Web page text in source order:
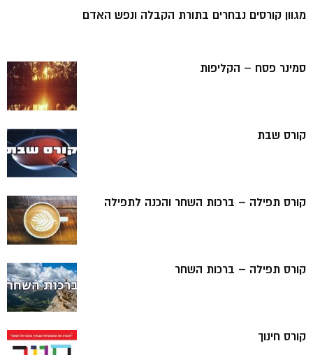
מגוון קורסים נבחרים בתורת הקבלה ונפש האדם
סמינר פסח – הקליפות
קורס שבת
קורס תפילה – ברכות השחר והכנה לתפילה
קורס תפילה – ברכות השחר
קורס חינוך